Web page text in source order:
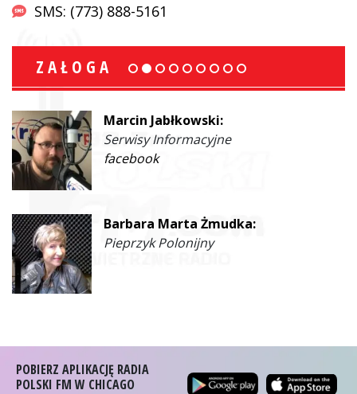
SMS: (773) 888-5161
ZAŁOGA
Marcin Jabłkowski:
Serwisy Informacyjne
facebook
Barbara Marta Żmudka:
Pieprzyk Polonijny
POBIERZ APLIKACJĘ RADIA
POLSKI FM W CHICAGO